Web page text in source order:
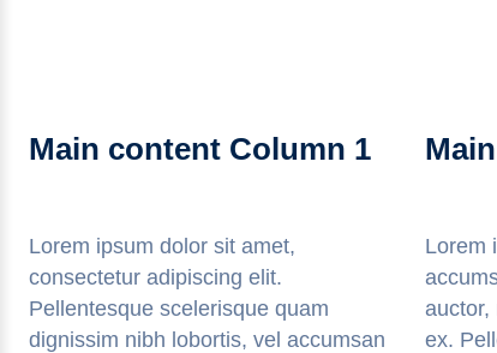
Main content Column 1
Lorem ipsum dolor sit amet,
consectetur adipiscing elit.
Pellentesque scelerisque quam
dignissim nibh lobortis, vel accumsan
Lorem
auctor,
ex.